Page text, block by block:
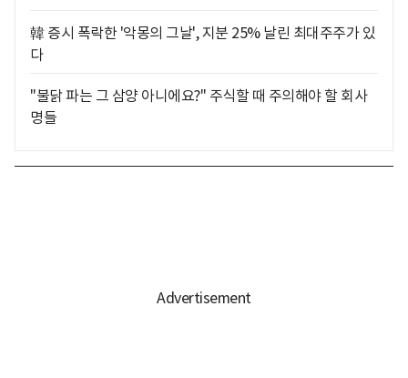
韓 증시 폭락한 '악몽의 그날', 지분 25% 날린 최대주주가 있
다
"불닭 파는 그 삼양 아니에요?" 주식할 때 주의해야 할 회사
명들